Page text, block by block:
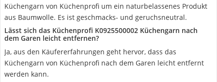
Küchengarn von Küchenprofi um ein naturbelassenes Produkt
aus Baumwolle. Es ist geschmacks- und geruchsneutral.
Lässt sich das Küchenprofi K0925500002 Küchengarn nach
dem Garen leicht entfernen?
Ja, aus den Käufererfahrungen geht hervor, dass das
Küchengarn von Küchenprofi nach dem Garen leicht entfernt
werden kann.